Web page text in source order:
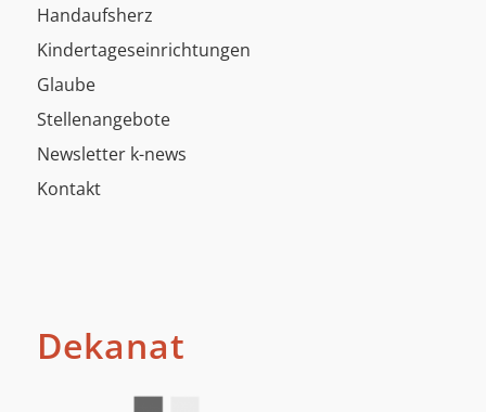
Handaufsherz
Kindertageseinrichtungen
Glaube
Stellenangebote
Newsletter k-news
Kontakt
Dekanat